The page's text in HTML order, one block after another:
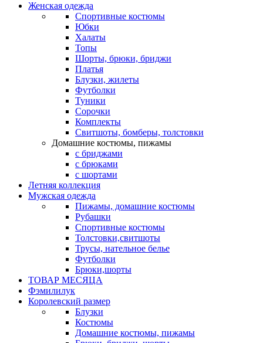
Женская одежда
Спортивные костюмы
Юбки
Халаты
Топы
Шорты, брюки, бриджи
Платья
Блузки, жилеты
Футболки
Туники
Сорочки
Комплекты
Свитшоты, бомберы, толстовки
Домашние костюмы, пижамы
с бриджами
с брюками
с шортами
Летняя коллекция
Мужская одежда
Пижамы, домашние костюмы
Рубашки
Спортивные костюмы
Толстовки,свитшоты
Трусы, нательное белье
Футболки
Брюки,шорты
ТОВАР МЕСЯЦА
Фэмилилук
Королевский размер
Блузки
Костюмы
Домашние костюмы, пижамы